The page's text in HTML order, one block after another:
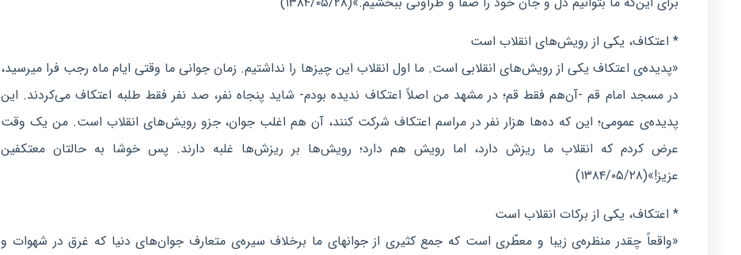
* اعتکاف، یکی از رویش‌های انقلاب است
«پدیده‌ی اعتکاف یکی از رویش‌های انقلابی است. ما اول انقلاب این چیزها را نداشتیم. زمان جوانی ما وقتی ایام ماه رجب فرا میرسید،
در مسجد امام قم -آن‌هم فقط قم؛ در مشهد من اصلاً اعتکاف ندیده بودم- شاید پنجاه نفر، صد نفر فقط طلبه اعتکاف می‌کردند. این
پدیده‌ی عمومی؛ این ‌که ده‌ها هزار نفر در مراسم اعتکاف شرکت کنند، آن هم اغلب جوان، جزو رویش‌های انقلاب است. من یک وقت
عرض کردم که انقلاب ما ریزش دارد، اما رویش هم دارد؛ رویش‌ها بر ریزش‌ها غلبه دارند. پس خوشا به حالتان معتکفین
عزیز!»(۱۳۸۴/۰۵/۲۸)
* اعتکاف، یکی از برکات انقلاب است
«واقعاً چقدر منظره‌ی زیبا و معطّری است که جمع کثیری از جوانهای ما برخلاف سیره‌ی متعارف جوان‌های دنیا که غرق در شهوات و